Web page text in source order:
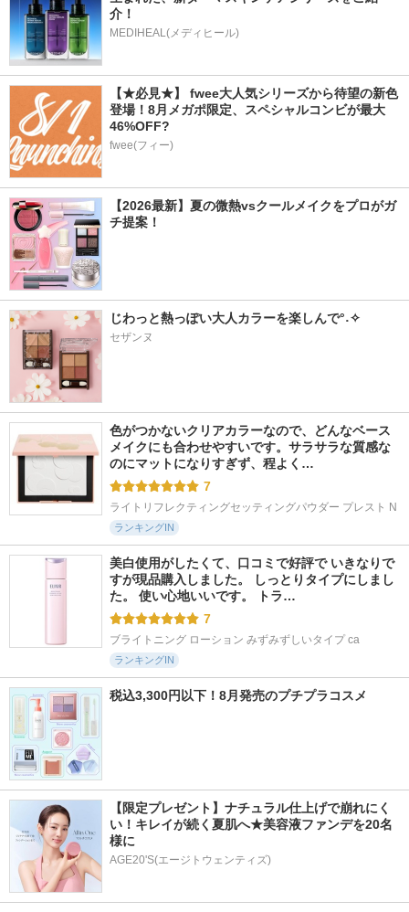
介！
MEDIHEAL(メディヒール)
【★必見★】 fwee大人気シリーズから待望の新色
登場！8月メガポ限定、スペシャルコンビが最大
46%OFF?
fwee(フィー)
【2026最新】夏の微熱vsクールメイクをプロがガ
チ提案！
じわっと熱っぽい大人カラーを楽しんで°˖✧
セザンヌ
色がつかないクリアカラーなので、どんなベース
メイクにも合わせやすいです。サラサラな質感な
のにマットになりすぎず、程よく…
7
ライトリフレクティングセッティングパウダー プレスト N
ランキングIN
美白使用がしたくて、口コミで好評で いきなりで
すが現品購入しました。 しっとりタイプにしまし
た。 使い心地いいです。 トラ…
7
ブライトニング ローション みずみずしいタイプ ca
ランキングIN
税込3,300円以下！8月発売のプチプラコスメ
【限定プレゼント】ナチュラル仕上げで崩れにく
い！キレイが続く夏肌へ★美容液ファンデを20名
様に
AGE20'S(エージトウェンティズ)